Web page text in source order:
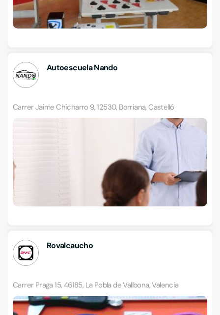
Autoescuela Nando
Carrer Jaime Chicharro 9, 12530, Borriana, Castelló
Rovalcaucho
Carrer Praga 15, 46185, La Pobla de Vallbona, Valencia